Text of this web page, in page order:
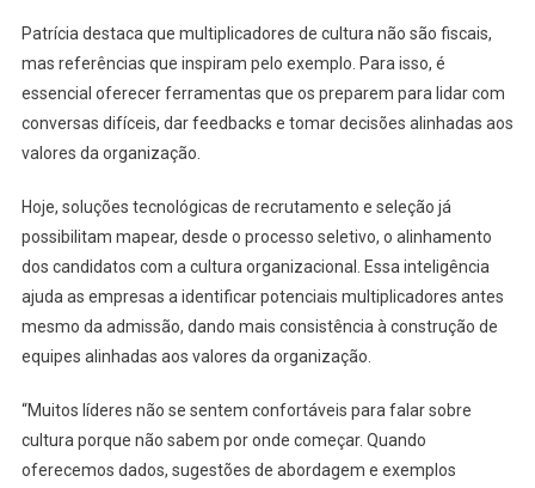
Patrícia destaca que multiplicadores de cultura não são fiscais,
mas referências que inspiram pelo exemplo. Para isso, é
essencial oferecer ferramentas que os preparem para lidar com
conversas difíceis, dar feedbacks e tomar decisões alinhadas aos
valores da organização.
Hoje, soluções tecnológicas de recrutamento e seleção já
possibilitam mapear, desde o processo seletivo, o alinhamento
dos candidatos com a cultura organizacional. Essa inteligência
ajuda as empresas a identificar potenciais multiplicadores antes
mesmo da admissão, dando mais consistência à construção de
equipes alinhadas aos valores da organização.
“Muitos líderes não se sentem confortáveis para falar sobre
cultura porque não sabem por onde começar. Quando
oferecemos dados, sugestões de abordagem e exemplos